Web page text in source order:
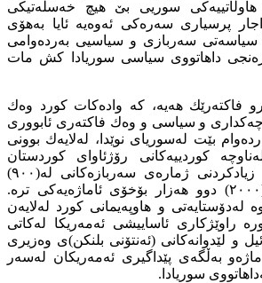
هاوڵاتییەكی سوریی بێ هیچ خەسڵەتیكی
پرسیاری سەرەكی ئەوەیە ئایا بەهۆی
سیاسەتی سەربازی و سیاسیی بەردەوامی
داهاتووی سیاسی سوریادا كش مات
فاكتەرێك هەیە، كە وادەكات كورد وەك
چەكداری و سیاسی و وەك فاكتەری ئابووری
بێت لەسوریای نوێدا، لەلایەك بوونی
كوردییەكانی رۆژئاوای كوردستان
لەرابردووداو هەروەها زیادكردنی ژمارەی سەربازەكانی لە(٩٠٠)
نۆسەد سەربازەوە بۆ(٢٠٠٠) دوو هەزار بۆخۆی ئاماژەیەكی ترە.
لەدۆستایەتی و هاوپەیمانی كورد لەلایەن
راوێژكاری ئاساییشی ئەمەریكا لەكاتی
و لێدوانەكانی (ئەنتۆنی بلنكن)ی وەزیری
بەڵگەی پێداگیری ئەمەریكان لەسەر
سوریادا.